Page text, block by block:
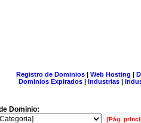
Registro de Dominios| Web Hosting |
Dominios Expirados | Industrias |
Dominio:
[Pág.